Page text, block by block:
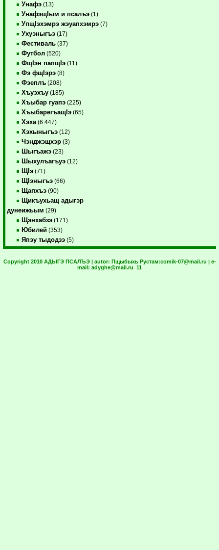
Унафэ (13)
УнафэщIым и псалъэ (1)
УпщIэхэмрэ жэуапхэмрэ (7)
Ухуэныгъэ (17)
Фестиваль (37)
Футбол (520)
ФщIэн папщIэ (11)
Фэ фщIэрэ (8)
Фэеплъ (208)
Хъуэхъу (185)
Хъыбар гуапэ (225)
ХъыбарегъащIэ (65)
Хэха (6 447)
Хэхыныгъэ (12)
Чэнджэщхэр (3)
Шыгъажэ (23)
Шыхулъагъуэ (12)
ЩIэ (71)
ЩIэныгъэ (66)
Щапхъэ (90)
Щикъухьащ адыгэр
дунеижьым (29)
Щэнхабзэ (171)
Юбилей (353)
Япэу тыдодзэ (5)
Copyright 2010 АДЫГЭ ПСАЛЪЭ | autor: Пщыбыхь Рустам:comik-07@mail.ru | e-
mail: adyghe@mail.ru 11